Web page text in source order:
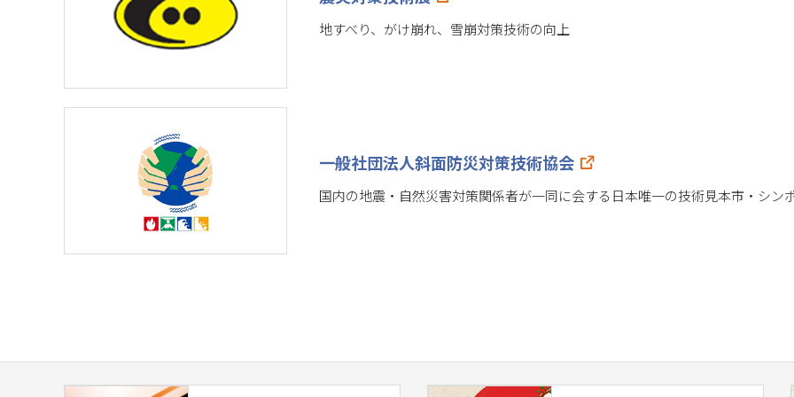
地すべり、がけ崩れ、雪崩対策技術の向上
一般社団法人斜面防災対策技術協会
国内の地震・自然災害対策関係者が一同に会する日本唯一の技術見本市・シン